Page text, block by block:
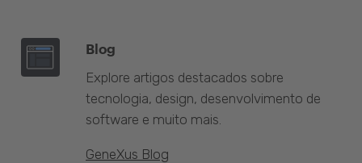
Blog
Explore artigos destacados sobre
tecnologia, design, desenvolvimento de
software e muito mais.
GeneXus Blog